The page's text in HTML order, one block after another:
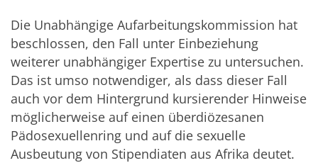
Die Unabhängige Aufarbeitungskommission hat
beschlossen, den Fall unter Einbeziehung
weiterer unabhängiger Expertise zu untersuchen.
Das ist umso notwendiger, als dass dieser Fall
auch vor dem Hintergrund kursierender Hinweise
möglicherweise auf einen überdiözesanen
Pädosexuellenring und auf die sexuelle
Ausbeutung von Stipendiaten aus Afrika deutet.